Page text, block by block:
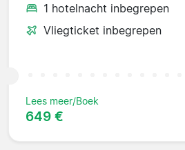
1 hotelnacht inbegrepen
Vliegticket inbegrepen
Lees meer/Boek
649 €